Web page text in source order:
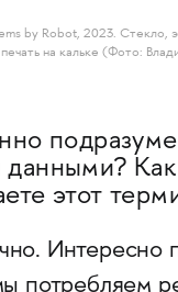
by Robot, 2023. Стекло,
на кальке (Фото:
этот
Интересно
потребляем